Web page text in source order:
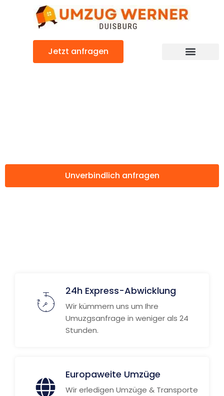
Jetzt anfragen
Unverbindlich anfragen
24h Express-Abwicklung
Wir kümmern uns um Ihre
Umuzgsanfrage in weniger als 24
Stunden.
Europaweite Umzüge
Wir erledigen Umzüge & Transporte